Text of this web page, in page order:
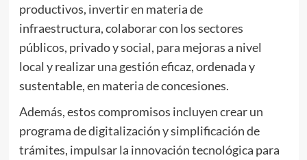
productivos, invertir en materia de
infraestructura, colaborar con los sectores
públicos, privado y social, para mejoras a nivel
local y realizar una gestión eficaz, ordenada y
sustentable, en materia de concesiones.
Además, estos compromisos incluyen crear un
programa de digitalización y simplificación de
trámites, impulsar la innovación tecnológica para